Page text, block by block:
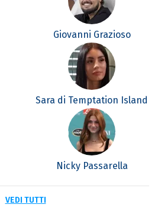
Giovanni Grazioso
Sara di Temptation Island
Nicky Passarella
VEDI TUTTI